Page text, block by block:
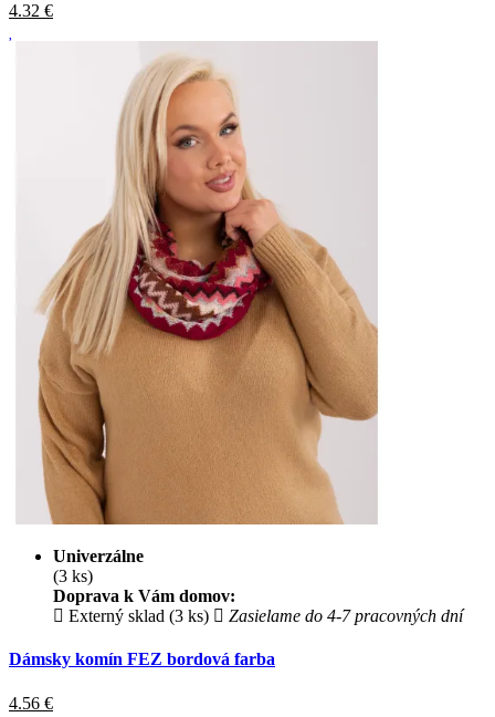
4.32 €
Univerzálne
(3 ks)
Doprava k Vám domov:
Externý sklad (3 ks)
Zasielame do 4-7 pracovných dní
Dámsky komín FEZ bordová farba
4.56 €